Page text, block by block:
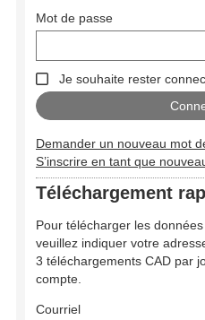
Mot de passe
Je souhaite rester
Demander un nouveau mot
S’inscrire en tant que
Téléchargement
Pour télécharger les
veuillez indiquer votre
3 téléchargements CAD par
compte.
Courriel